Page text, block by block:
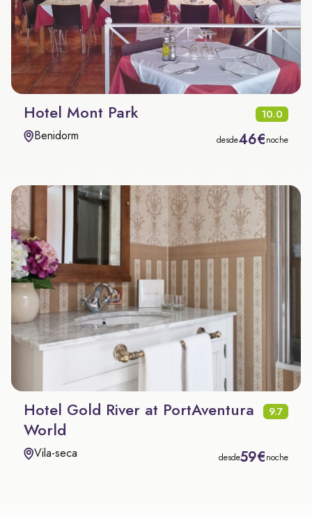
Hotel Mont Park 10.0
Benidorm desde46€noche
Hotel Gold River at PortAventura
World
9.7
Vila-seca desde59€noche